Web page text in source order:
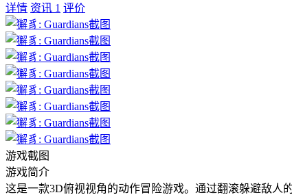
详情 资讯 1 评价
游戏截图
游戏简介
这是一款3D俯视视角的动作冒险游戏。通过翻滚躲避敌人